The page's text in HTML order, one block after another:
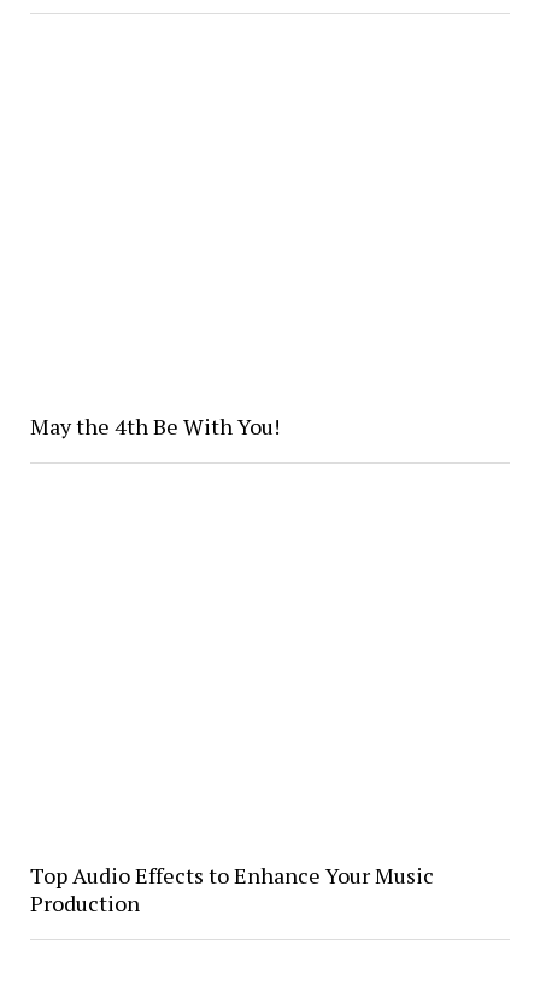
May the 4th Be With You!
Top Audio Effects to Enhance Your Music
Production